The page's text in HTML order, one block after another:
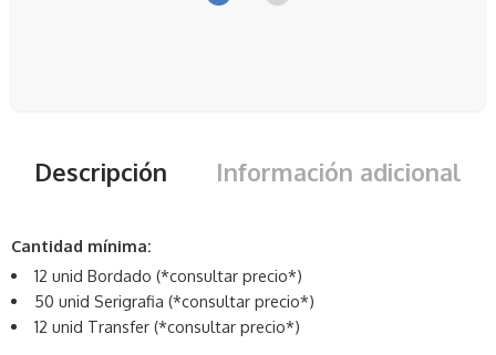
Descripción Información adicional
Cantidad mínima:
12 unid Bordado (*consultar precio*)
50 unid Serigrafia (*consultar precio*)
12 unid Transfer (*consultar precio*)